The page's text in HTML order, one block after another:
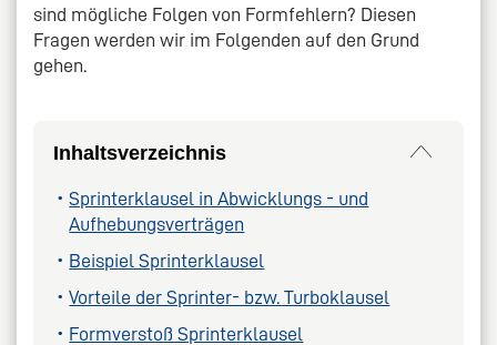
sind mögliche Folgen von Formfehlern? Diesen
Fragen werden wir im Folgenden auf den Grund
gehen.
Inhaltsverzeichnis
Sprinterklausel in Abwicklungs - und
Aufhebungsverträgen
Beispiel Sprinterklausel
Vorteile der Sprinter- bzw. Turboklausel
Formverstoß Sprinterklausel